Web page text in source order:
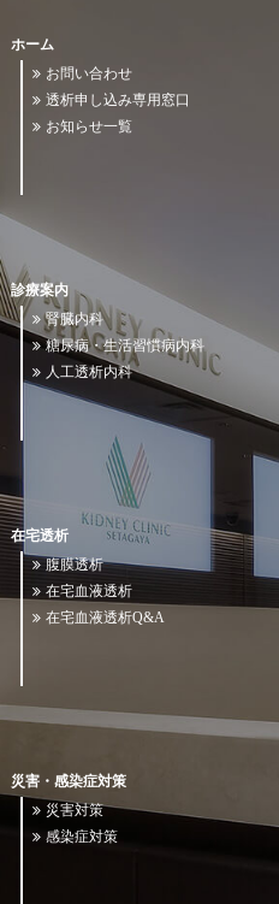
ホーム
お問い合わせ
透析申し込み専用窓口
お知らせ一覧
診療案内
腎臓内科
糖尿病・生活習慣病内科
人工透析内科
在宅透析
腹膜透析
在宅血液透析
在宅血液透析Q&A
災害・感染症対策
災害対策
感染症対策